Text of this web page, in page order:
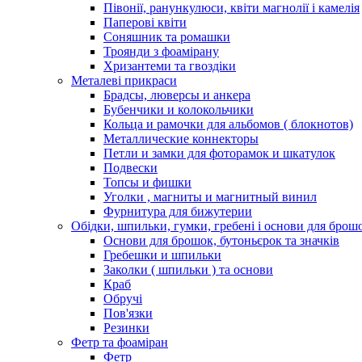
Півонії, ранункулюси, квіти магнолії і камелія
Паперові квіти
Соняшник та ромашки
Троянди з фоамірану
Хризантеми та гвоздіки
Металеві прикраси
Брадсы, люверсы и анкера
Бубенчики и колокольчики
Кольца и рамочки для альбомов ( блокнотов)
Металлические коннекторы
Петли и замки для фоторамок и шкатулок
Подвески
Топсы и фишки
Уголки , магниты и магнитный винил
Фурнитура для бижутерии
Обідки, шпильки, гумки, гребені і основи для
Основи для брошок, бутоньєрок та значків
Гребешки и шпильки
Заколки ( шпильки ) та основи
Краб
Обручі
Пов'язки
Резинки
Фетр та фоаміран
Фетр